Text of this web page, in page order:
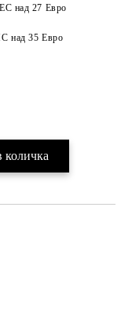
над 27 Евро
над 35 Евро